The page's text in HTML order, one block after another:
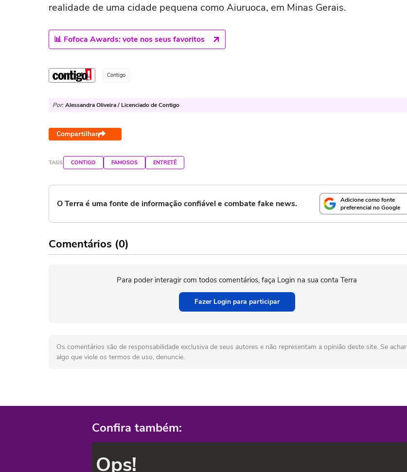
realidade de uma cidade pequena como Aiuruoca, em Minas Gerais.
📊 Fofoca Awards: vote nos seus favoritos
Contigo
Por: Alessandra Oliveira / Licenciado de Contigo
Compartilhar
TAGS CONTIGO FAMOSOS ENTRETÊ
O Terra é uma fonte de informação confiável e combate fake news.
Adicione como fonte
preferencial no Google
Comentários (0)
Para poder interagir com todos comentários, faça Login na sua conta Terra
Fazer Login para participar
Os comentários são de responsabilidade exclusiva de seus autores e não representam a opinião deste site. Se achar
algo que viole os termos de uso, denuncie.
Confira também:
Ops!